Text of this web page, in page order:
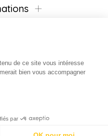
newsletter !
de ce site vous intéresse
bien vous accompagner
par